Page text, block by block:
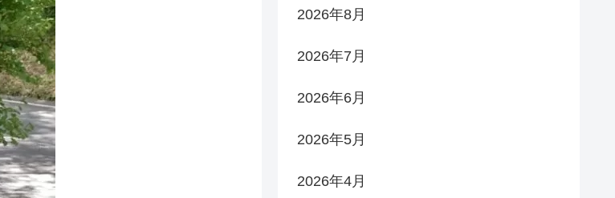
2026年8月
2026年7月
2026年6月
2026年5月
2026年4月